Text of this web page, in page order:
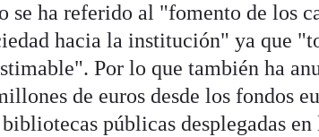
se ha referido al "fomento de los
hacia la institución" ya que
Por lo que también ha
de euros desde los fondos
públicas desplegadas en